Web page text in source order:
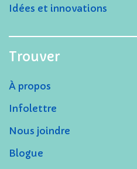
Idées et innovations
Trouver
À propos
Infolettre
Nous joindre
Blogue